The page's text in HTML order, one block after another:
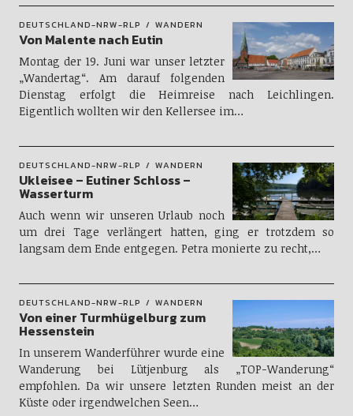
DEUTSCHLAND-NRW-RLP WANDERN
Von Malente nach Eutin
Montag der 19. Juni war unser letzter
„Wandertag“. Am darauf folgenden
Dienstag erfolgt die Heimreise nach Leichlingen.
Eigentlich wollten wir den Kellersee im…
DEUTSCHLAND-NRW-RLP WANDERN
Ukleisee – Eutiner Schloss –
Wasserturm
Auch wenn wir unseren Urlaub noch
um drei Tage verlängert hatten, ging er trotzdem so
langsam dem Ende entgegen. Petra monierte zu recht,…
DEUTSCHLAND-NRW-RLP WANDERN
Von einer Turmhügelburg zum
Hessenstein
In unserem Wanderführer wurde eine
Wanderung bei Lütjenburg als „TOP-Wanderung“
empfohlen. Da wir unsere letzten Runden meist an der
Küste oder irgendwelchen Seen…